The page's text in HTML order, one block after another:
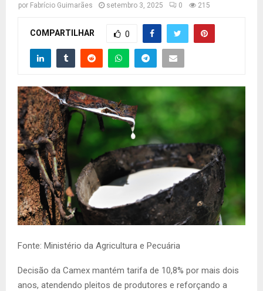
por Fabrício Guimarães setembro 3, 2025 0 215
COMPARTILHAR 0
Fonte: Ministério da Agricultura e Pecuária
Decisão da Camex mantém tarifa de 10,8% por mais dois
anos, atendendo pleitos de produtores e reforçando a